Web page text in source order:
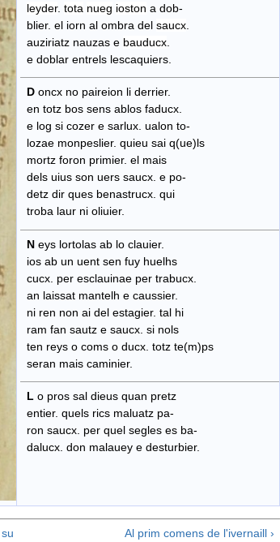
leyder. tota nueg ioston a dob-
blier. el iorn al ombra del saucx.
auziriatz nauzas e bauducx.
e doblar entrels lescaquiers.
D oncx no paireion li derrier.
en totz bos sens ablos faducx.
e log si cozer e sarlux. ualon to-
lozae monpeslier. quieu sai q(ue)ls
mortz foron primier. el mais
dels uius son uers saucx. e po-
detz dir ques benastrucx. qui
troba laur ni oliuier.
N eys lortolas ab lo clauier.
ios ab un uent sen fuy huelhs
cucx. per esclauinae per trabucx.
an laissat mantelh e caussier.
ni ren non ai del estagier. tal hi
ram fan sautz e saucx. si nols
ten reys o coms o ducx. totz te(m)ps
seran mais caminier.
L o pros sal dieus quan pretz
entier. quels rics maluatz pa-
ron saucx. per quel segles es ba-
dalucx. don malauey e desturbier.
su Al prim comens de l'ivernaill ›